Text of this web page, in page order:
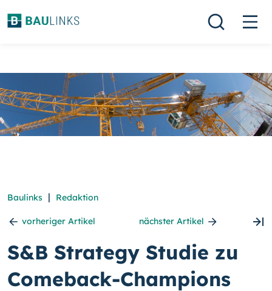
Baulinks | Redaktion
vorheriger Artikel nächster Artikel
S&B Strategy Studie zu
Comeback-Champions